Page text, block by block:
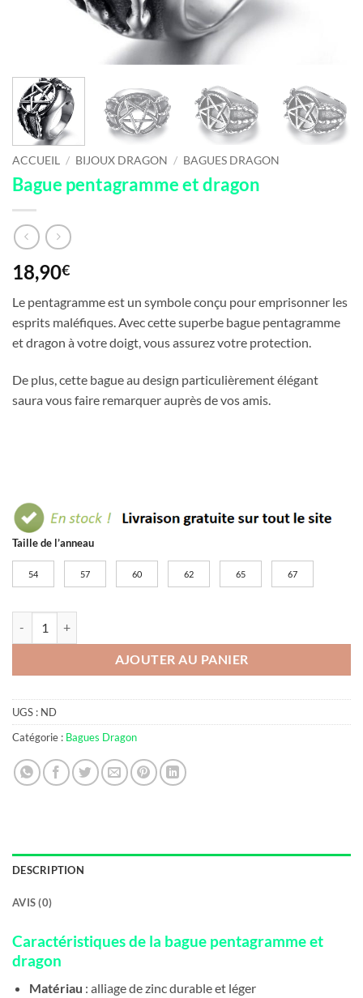
ACCUEIL / BIJOUX DRAGON / BAGUES DRAGON
Bague pentagramme et dragon
18,90€
Le pentagramme est un symbole conçu pour emprisonner les
esprits maléfiques. Avec cette superbe bague pentagramme
et dragon à votre doigt, vous assurez votre protection.
De plus, cette bague au design particulièrement élégant
saura vous faire remarquer auprès de vos amis.
Taille de l’anneau
54 57 60 62 65 67
AJOUTER AU PANIER
UGS : ND
Catégorie : Bagues Dragon
DESCRIPTION
AVIS (0)
Caractéristiques de la bague pentagramme et
dragon
Matériau : alliage de zinc durable et léger